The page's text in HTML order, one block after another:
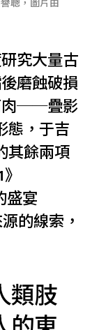
聰，圖片由
究大量古
磨蝕破損
肉──疊影
態，于吉
其餘兩項
盛宴
的線索，
類肢